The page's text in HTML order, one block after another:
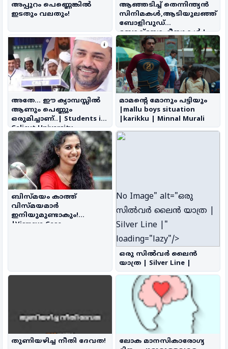
അപ്പുറം പെണ്ണെങ്കിൽ
ഇടതും വലതും!
ആഞ്ഞടിച്ച് തെന്നിന്ത്യൻ
സിനിമകൾ,ആടിയുലഞ്ഞ്
ബോളിവുഡ്
ബോക്സോഫീസുകൾ !
അതേ... ഈ ക്യാമ്പസ്സിൽ
ആണും പെണ്ണും
ഒരുമിച്ചാണ്..| Students in
Calicut University
മാമന്റെ മോനും പട്ടിയും
|mallu boys situation
|karikku | Minnal Murali
ബിസ്മയം കാത്ത്
വിസ്മയമാർ
ഇനിയുമുണ്ടാകും!
|Vismaya Case
No Image" alt="ഒരു
സിൽവർ ലൈൻ യാത്ര |
Silver Line |"
loading="lazy"/>
ഒരു സിൽവർ ലൈൻ
യാത്ര | Silver Line |
തുണിയഴിച്ച നീതി ദേവത!
ലോക മാനസികാരോഗ്യ